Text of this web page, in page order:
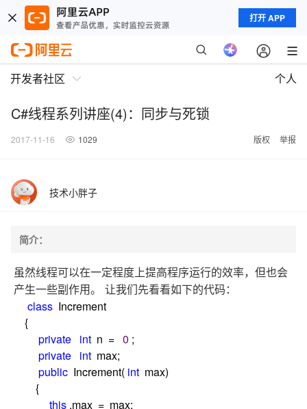
打开 APP
开发者社区 个人
C#线程系列讲座(4)：同步与死锁
2017-11-16 1029 版权 举报
技术小胖子
简介：
虽然线程可以在一定程度上提高程序运行的效率，但也会
产生一些副作用。
让我们先看看如下的代码：
class Increment
{
private int n = 0 ;
private int max;
public Increment( int max)
{
this .max = max;